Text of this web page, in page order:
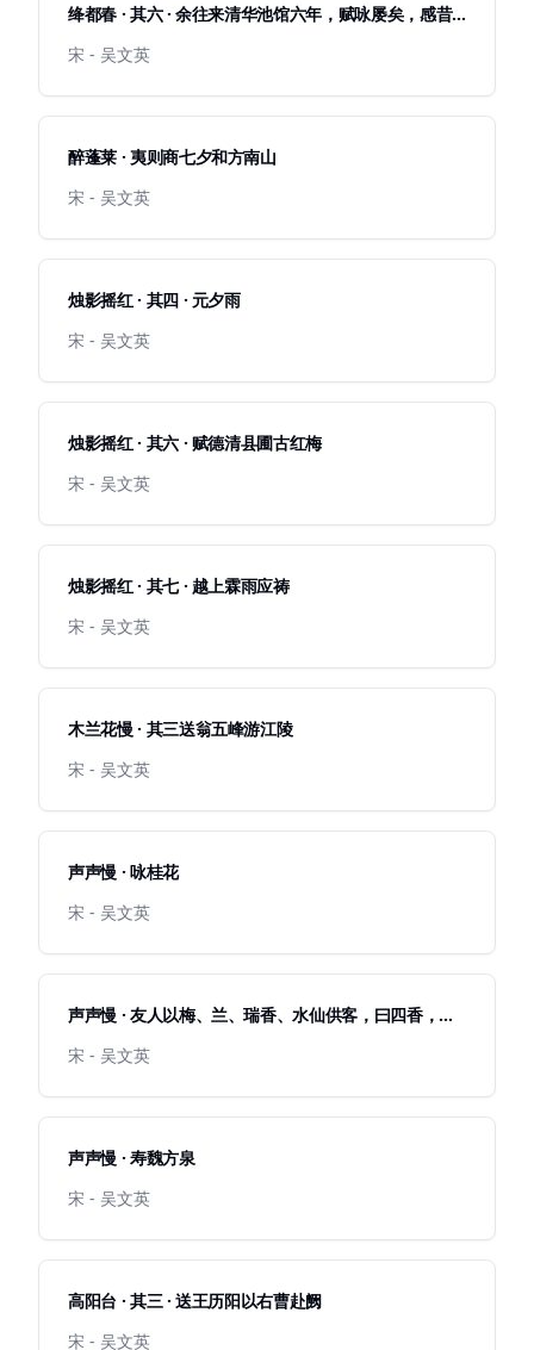
绛都春 · 其六 · 余往来清华池馆六年，赋咏屡矣，感昔
宋 - 吴文英
醉蓬莱 · 夷则商七夕和方南山
宋 - 吴文英
烛影摇红 · 其四 · 元夕雨
宋 - 吴文英
烛影摇红 · 其六 · 赋德清县圃古红梅
宋 - 吴文英
烛影摇红 · 其七 · 越上霖雨应祷
宋 - 吴文英
木兰花慢 · 其三送翁五峰游江陵
宋 - 吴文英
声声慢 · 咏桂花
宋 - 吴文英
声声慢 · 友人以梅、兰、瑞香、水仙供客，曰四香，分
宋 - 吴文英
声声慢 · 寿魏方泉
宋 - 吴文英
高阳台 · 其三 · 送王历阳以右曹赴阙
宋 - 吴文英